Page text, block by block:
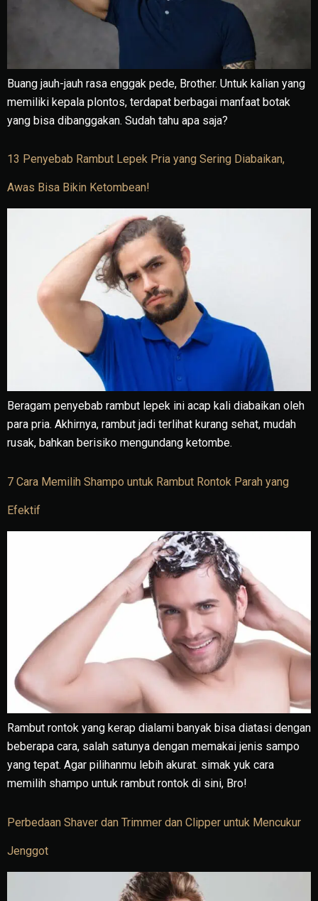
Buang jauh-jauh rasa enggak pede, Brother. Untuk kalian yang
memiliki kepala plontos, terdapat berbagai manfaat botak
yang bisa dibanggakan. Sudah tahu apa saja?
13 Penyebab Rambut Lepek Pria yang Sering Diabaikan,
Awas Bisa Bikin Ketombean!
Beragam penyebab rambut lepek ini acap kali diabaikan oleh
para pria. Akhirnya, rambut jadi terlihat kurang sehat, mudah
rusak, bahkan berisiko mengundang ketombe.
7 Cara Memilih Shampo untuk Rambut Rontok Parah yang
Efektif
Rambut rontok yang kerap dialami banyak bisa diatasi dengan
beberapa cara, salah satunya dengan memakai jenis sampo
yang tepat. Agar pilihanmu lebih akurat. simak yuk cara
memilih shampo untuk rambut rontok di sini, Bro!
Perbedaan Shaver dan Trimmer dan Clipper untuk Mencukur
Jenggot